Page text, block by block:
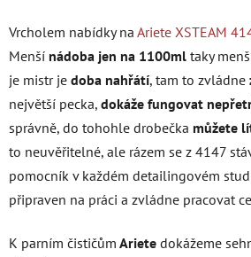
Vrcholem nabídky na Ariete XSTEAM
Menší nádoba jen na 1100ml taky
je mistr je doba nahřátí, tam to zvládne
největší pecka, dokáže fungovat
správně, do tohohle drobečka můžete
to neuvěřitelné, ale rázem se z 4147
pomocník v každém detailingovém
připraven na práci a zvládne pracovat
K parním čističům Ariete dokážeme